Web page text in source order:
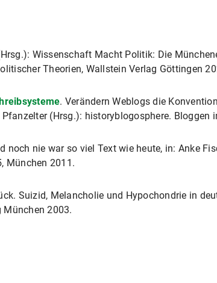
Wissenschaft Macht Politik: Die
Theorien, Wallstein Verlag Göttingen
. Verändern Weblogs die
(Hrsg.): historyblogosphere.
noch nie war so viel Text wie heute, in: Anke
München 2011.
Suizid, Melancholie und Hypochondrie in
München 2003.